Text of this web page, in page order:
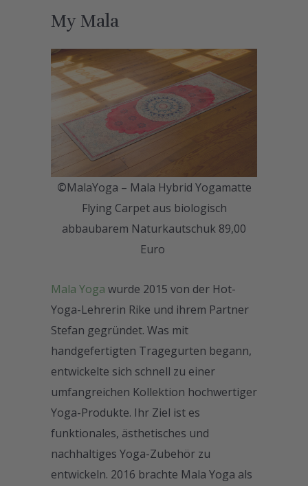
My Mala
©MalaYoga – Mala Hybrid Yogamatte
Flying Carpet aus biologisch
abbaubarem Naturkautschuk 89,00
Euro
Mala Yoga wurde 2015 von der Hot-
Yoga-Lehrerin Rike und ihrem Partner
Stefan gegründet. Was mit
handgefertigten Tragegurten begann,
entwickelte sich schnell zu einer
umfangreichen Kollektion hochwertiger
Yoga-Produkte. Ihr Ziel ist es
funktionales, ästhetisches und
nachhaltiges Yoga-Zubehör zu
entwickeln. 2016 brachte Mala Yoga als